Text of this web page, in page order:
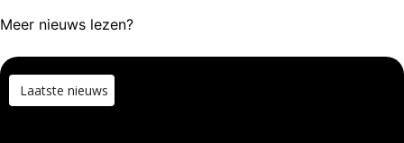
Meer nieuws lezen?
Laatste nieuws